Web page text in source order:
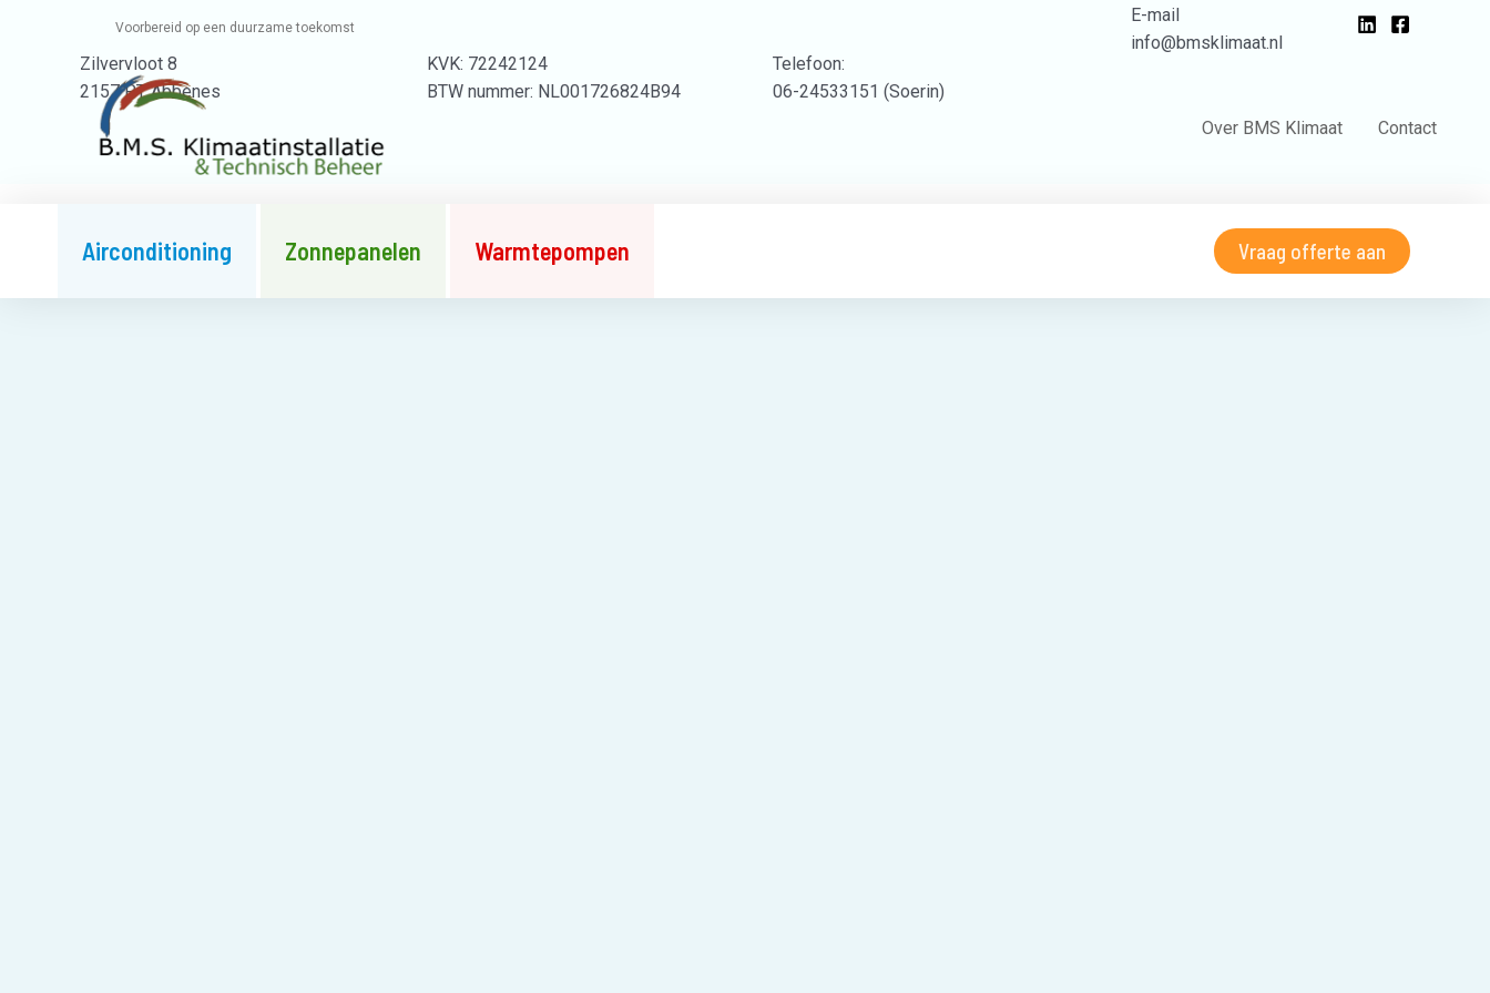
Voorbereid op een duurzame toekomst
Over BMS Klimaat Contact
Airconditioning Zonnepanelen Warmtepompen Vraag offerte aan
Zilvervloot 8
2157 PT Abbenes
KVK: 72242124
BTW nummer: NL001726824B94
Telefoon:
06-24533151 (Soerin)
E-mail
info@bmsklimaat.nl